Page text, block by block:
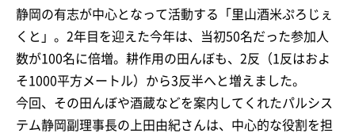
静岡の有志が中心となって活動する「里山酒米ぷろじぇ
くと」。2年目を迎えた今年は、当初50名だった参加人
数が100名に倍増。耕作用の田んぼも、2反（1反はおよ
そ1000平方メートル）から3反半へと増えました。
今回、その田んぼや酒蔵などを案内してくれたパルシス
テム静岡副理事長の上田由紀さんは、中心的な役割を担